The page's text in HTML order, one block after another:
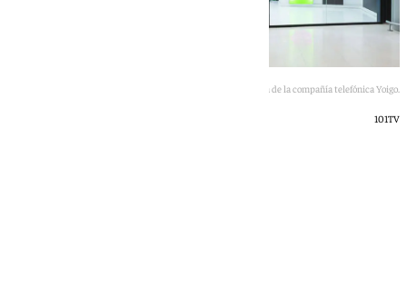
Imagen de una tienda de la compañía telefónica Yoigo.
101TV